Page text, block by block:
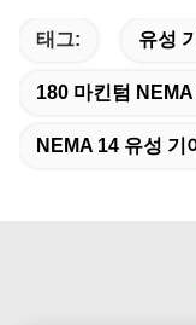
태그: 유성
180 마킨텀 NEMA
NEMA 14 유성 기